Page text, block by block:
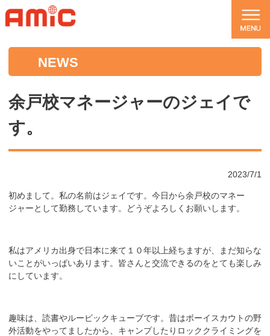
NEWS
余戸校マネージャーのジェイで
す。
2023/7/1
初めまして。私の名前はジェイです。今日から余戸校のマネー
ジャーとして勤務しています。どうぞよろしくお願いします。
私はアメリカ出身で日本に来て１０年以上経ちますが、まだ知らな
いことがいっぱいあります。皆さんと交流できるのをとても楽しみ
にしています。
趣味は、読書やルービックキューブです。昔はボーイスカウトの野
外活動をやってましたから、キャンプしたりロッククライミングを